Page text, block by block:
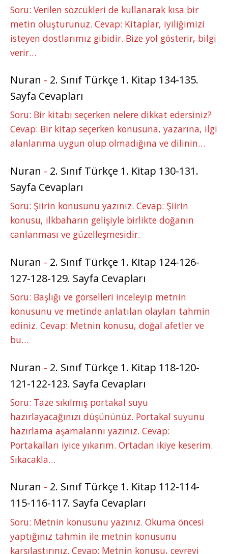
Soru: Verilen sözcükleri de kullanarak kısa bir
metin oluşturunuz. Cevap: Kitaplar, iyiliğimizi
isteyen dostlarımız gibidir. Bize yol gösterir, bilgi
verir…
Nuran - 2. Sınıf Türkçe 1. Kitap 134-135.
Sayfa Cevapları
Soru: Bir kitabı seçerken nelere dikkat edersiniz?
Cevap: Bir kitap seçerken konusuna, yazarına, ilgi
alanlarıma uygun olup olmadığına ve dilinin…
Nuran - 2. Sınıf Türkçe 1. Kitap 130-131.
Sayfa Cevapları
Soru: Şiirin konusunu yazınız. Cevap: Şiirin
konusu, ilkbaharın gelişiyle birlikte doğanın
canlanması ve güzelleşmesidir.
Nuran - 2. Sınıf Türkçe 1. Kitap 124-126-
127-128-129. Sayfa Cevapları
Soru: Başlığı ve görselleri inceleyip metnin
konusunu ve metinde anlatılan olayları tahmin
ediniz. Cevap: Metnin konusu, doğal afetler ve
bu…
Nuran - 2. Sınıf Türkçe 1. Kitap 118-120-
121-122-123. Sayfa Cevapları
Soru: Taze sıkılmış portakal suyu
hazırlayacağınızı düşününüz. Portakal suyunu
hazırlama aşamalarını yazınız. Cevap:
Portakalları iyice yıkarım. Ortadan ikiye keserim.
Sıkacakla…
Nuran - 2. Sınıf Türkçe 1. Kitap 112-114-
115-116-117. Sayfa Cevapları
Soru: Metnin konusunu yazınız. Okuma öncesi
yaptığınız tahmin ile metnin konusunu
karşılaştırınız. Cevap: Metnin konusu, çevreyi